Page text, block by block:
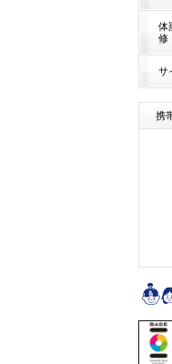
体
修
サ
携